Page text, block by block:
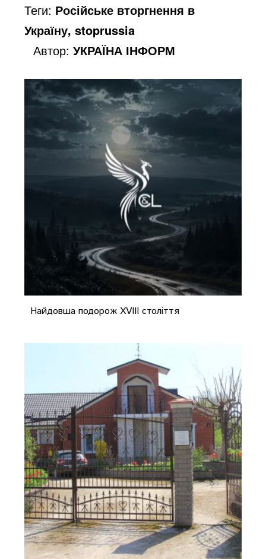
Теги: Російське вторгнення в
Україну, stoprussia
Автор:УКРАЇНА ІНФОРМ
Найдовша подорож XVIII століття